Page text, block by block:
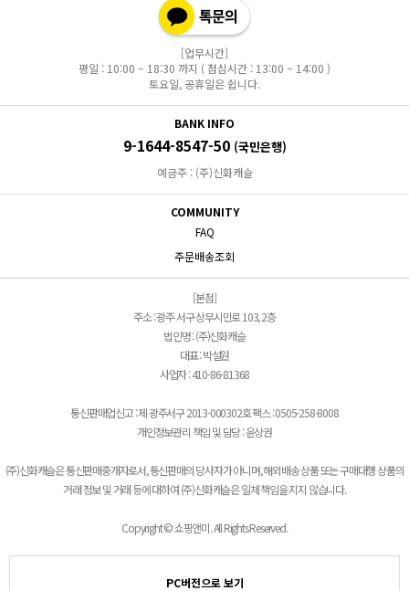
[업무시간]
평일 : 10:00 ~ 18:30 까지 ( 점심시간 : 13:00 ~ 14:00 )
토요일, 공휴일은 쉽니다.
BANK INFO
9-1644-8547-50 (국민은행)
예금주 : (주)신화캐슬
COMMUNITY
FAQ
주문배송조회
[본점]
주소 : 광주 서구 상무시민로 103, 2층
법인명 : (주)신화캐슬
대표 : 박설원
사업자 : 410-86-81368
통신판매업신고 : 제 광주서구 2013-000302호 팩스 : 0505-258-8008
개인정보관리 책임 및 담당 : 윤상권
(주)신화캐슬은 통신판매중개자로서, 통신판매의 당사자가 아니며, 해외배송 상품 또는 구매대행 상품의
거래 정보 및 거래 등에 대하여 (주)신화캐슬은 일체 책임을 지지 않습니다.
Copyright © 쇼핑앤미. All Rights Reserved.
PC버전으로 보기